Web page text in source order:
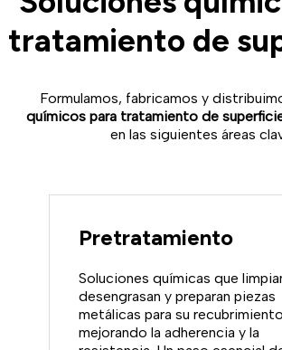
tratamiento de
Formulamos, fabricamos y
químicos para tratamiento de
en las siguientes áreas
Pretratamiento
Soluciones químicas que
desengrasan y preparan piezas
metálicas para su
mejorando la adherencia y la